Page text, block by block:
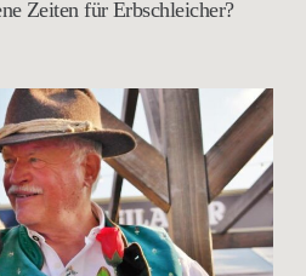
Zeiten für Erbschleicher?